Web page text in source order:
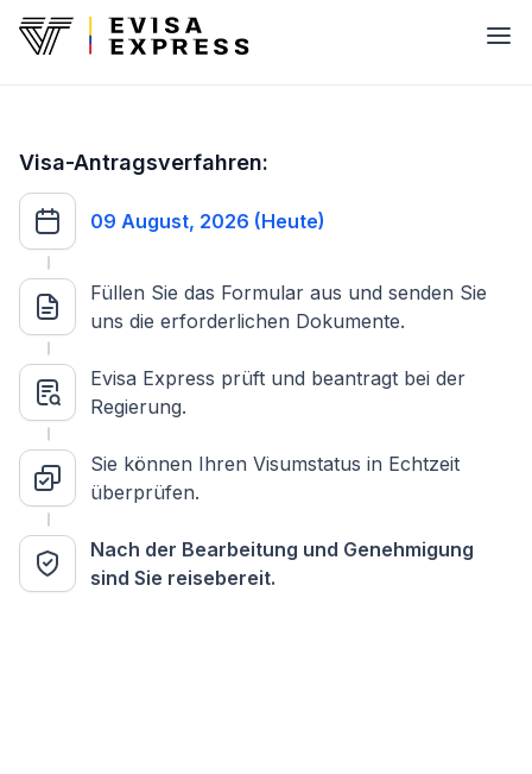
Visa-Antragsverfahren:
09 August, 2026 (Heute)
Füllen Sie das Formular aus und senden Sie
uns die erforderlichen Dokumente.
Evisa Express prüft und beantragt bei der
Regierung.
Sie können Ihren Visumstatus in Echtzeit
überprüfen.
Nach der Bearbeitung und Genehmigung
sind Sie reisebereit.